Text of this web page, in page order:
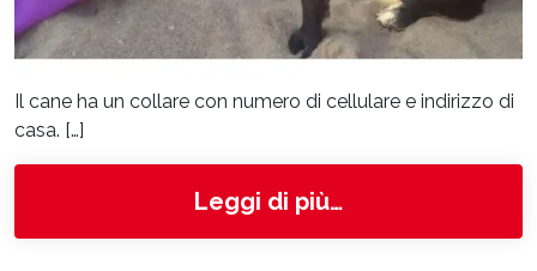
Il cane ha un collare con numero di cellulare e indirizzo di
casa. […]
Leggi di più…from Tommy